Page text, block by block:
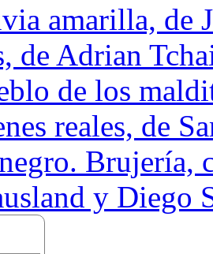
amarilla, de
de Adrian
de los
reales, de
Brujería,
y Diego